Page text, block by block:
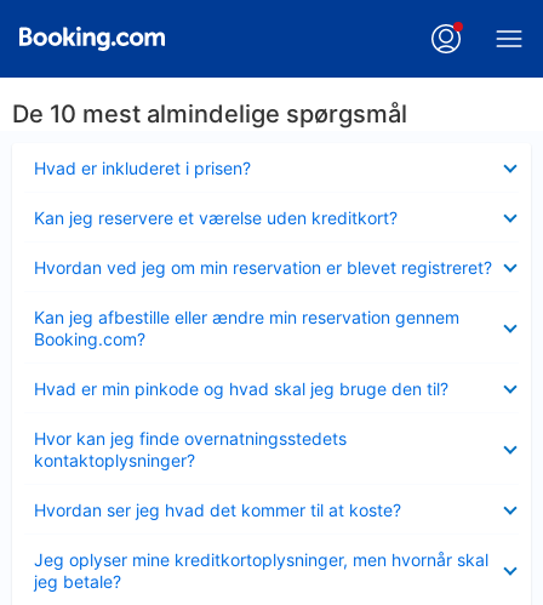
De 10 mest almindelige spørgsmål
Hvad er inkluderet i prisen?
Kan jeg reservere et værelse uden kreditkort?
Hvordan ved jeg om min reservation er blevet registreret?
Kan jeg afbestille eller ændre min reservation gennem
Booking.com?
Hvad er min pinkode og hvad skal jeg bruge den til?
Hvor kan jeg finde overnatningsstedets
kontaktoplysninger?
Hvordan ser jeg hvad det kommer til at koste?
Jeg oplyser mine kreditkortoplysninger, men hvornår skal
jeg betale?